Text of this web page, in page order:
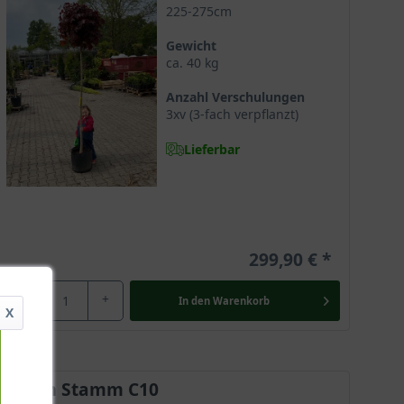
beliebt für die Nutzung als Solitär im hauseigenen
heimischenAhornsorten. Hier ist er unter dem
Er erfreut mit einer langen Lebensdauer
225-275cm
Gewicht
ca. 40 kg
Anzahl Verschulungen
3xv (3-fach verpflanzt)
Lieferbar
299,90 €
+ In den Warenkorb
80 cm Stamm C10
X